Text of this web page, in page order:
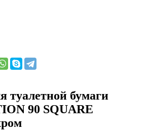
туалетной бумаги
90 SQUARE